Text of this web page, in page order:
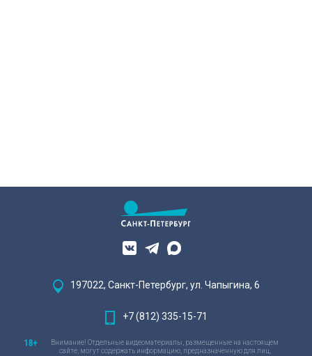
197022, Санкт-Петербург, ул. Чапыгина, 6
+7 (812) 335-15-71
Внимание! Отдельные видеоматериалы, размещенные на настоящем
сайте, могут содержать информацию, предназначенную для лиц,